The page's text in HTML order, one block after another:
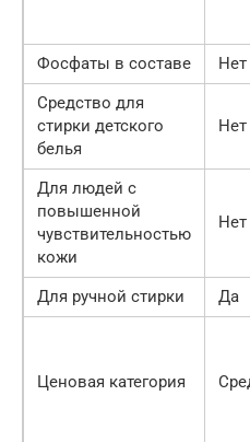
Фосфаты в составе Нет
Средство для
стирки детского
белья
Нет
Для людей с
повышенной
чувствительностью
кожи
Нет
Для ручной стирки Да
Ценовая категория